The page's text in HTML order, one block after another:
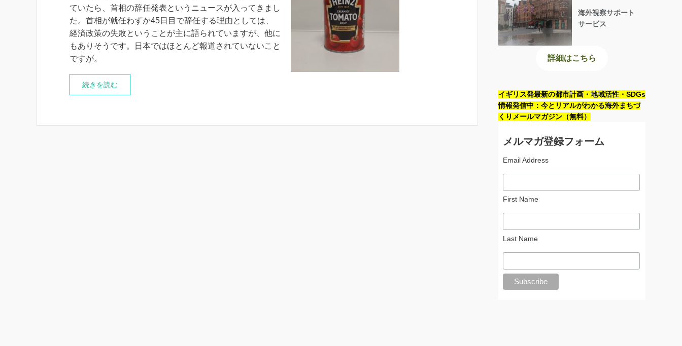
ていたら、首相の辞任発表というニュースが入ってきまし
た。首相が就任わずか45日目で辞任する理由としては、
経済政策の失敗ということが主に語られていますが、他に
もありそうです。日本ではほとんど報道されていないこと
ですが。
続きを読む
海外視察サポート
サービス
詳細はこちら
イギリス発最新の都市計画・地域活性・SDGs
情報発信中：今とリアルがわかる海外まちづ
くりメールマガジン（無料）
メルマガ登録フォーム
Email Address
First Name
Last Name